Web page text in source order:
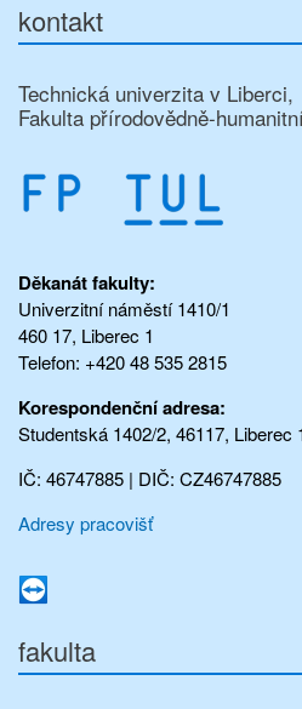
kontakt
Technická univerzita v Liberci,
Fakulta přírodovědně-
Děkanát fakulty:
Univerzitní náměstí 1410/1
460 17, Liberec 1
Telefon: +420 48 535 2815
Korespondenční adresa:
Studentská 1402/2, 46117, Liberec
IČ: 46747885 | DIČ: CZ46747885
Adresy pracovišť
fakulta